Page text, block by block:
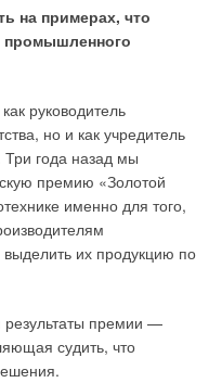
на примерах, что
промышленного
руководитель
но и как учредитель
года назад мы
премию «Золотой
именно для того,
их продукцию по
результаты премии —
судить, что
Уведомления отключены
дешевле, чем
электростанций,
уже существующих
деньги на закрытии
и строительстве
«с нуля».
энергии
вредных выбросов из
систем.
топливо
и классификационном
Lloyd (DNV GL)
перестанет быть